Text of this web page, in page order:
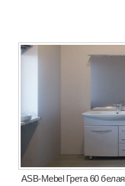
ASB-Mebel Грета 60 белая